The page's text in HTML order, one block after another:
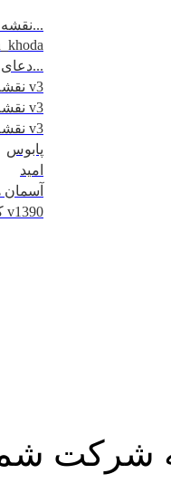
نقشه مسیرتردد - مرزهای 6 گانه...
دعای روز اول ماه مبارک رمضان...
نقشه کاظمین - 1395 v3
نقشه نجف - 1395 v3
نقشه کربلا - 1395 v3
پابوس
امید
کلیپ اربعین v1390
شرکت